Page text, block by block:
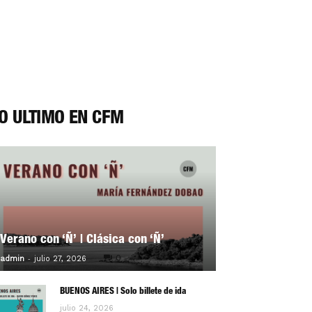
ÚLTIMO EN CFM
Verano con ‘Ñ’ | Clásica con ‘Ñ’
admin - julio 27, 2026 0
BUENOS AIRES | Solo billete de ida
julio 24, 2026